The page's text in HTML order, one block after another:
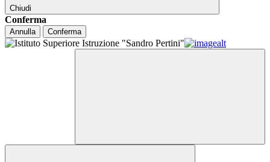
Chiudi
Conferma
Annulla Conferma